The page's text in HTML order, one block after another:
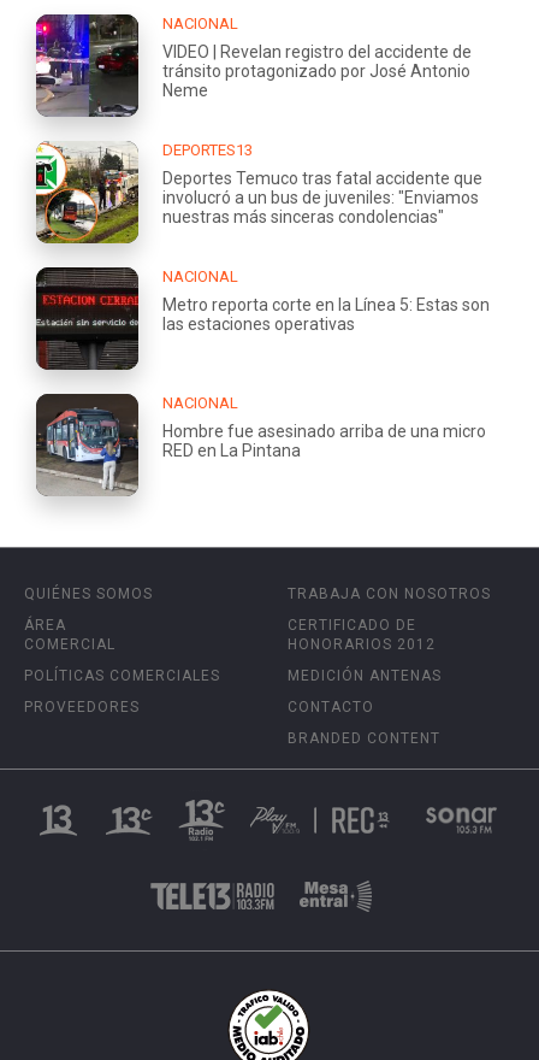
NACIONAL
VIDEO | Revelan registro del accidente de
tránsito protagonizado por José Antonio
Neme
DEPORTES13
Deportes Temuco tras fatal accidente que
involucró a un bus de juveniles: "Enviamos
nuestras más sinceras condolencias"
NACIONAL
Metro reporta corte en la Línea 5: Estas son
las estaciones operativas
NACIONAL
Hombre fue asesinado arriba de una micro
RED en La Pintana
QUIÉNES SOMOS
ÁREA
COMERCIAL
POLÍTICAS COMERCIALES
PROVEEDORES
TRABAJA CON NOSOTROS
CERTIFICADO DE
HONORARIOS 2012
MEDICIÓN ANTENAS
CONTACTO
BRANDED CONTENT